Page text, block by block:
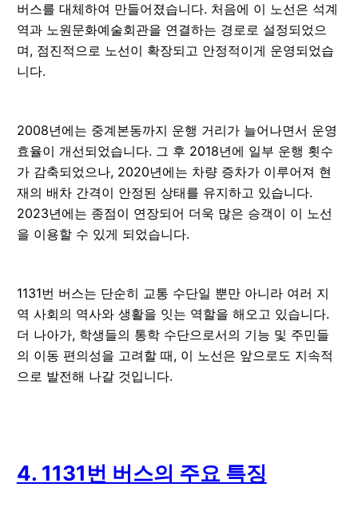
버스를 대체하여 만들어졌습니다. 처음에 이 노선은 석계
역과 노원문화예술회관을 연결하는 경로로 설정되었으
며, 점진적으로 노선이 확장되고 안정적이게 운영되었습
니다.
2008년에는 중계본동까지 운행 거리가 늘어나면서 운영
효율이 개선되었습니다. 그 후 2018년에 일부 운행 횟수
가 감축되었으나, 2020년에는 차량 증차가 이루어져 현
재의 배차 간격이 안정된 상태를 유지하고 있습니다.
2023년에는 종점이 연장되어 더욱 많은 승객이 이 노선
을 이용할 수 있게 되었습니다.
1131번 버스는 단순히 교통 수단일 뿐만 아니라 여러 지
역 사회의 역사와 생활을 잇는 역할을 해오고 있습니다.
더 나아가, 학생들의 통학 수단으로서의 기능 및 주민들
의 이동 편의성을 고려할 때, 이 노선은 앞으로도 지속적
으로 발전해 나갈 것입니다.
4. 1131번 버스의 주요 특징